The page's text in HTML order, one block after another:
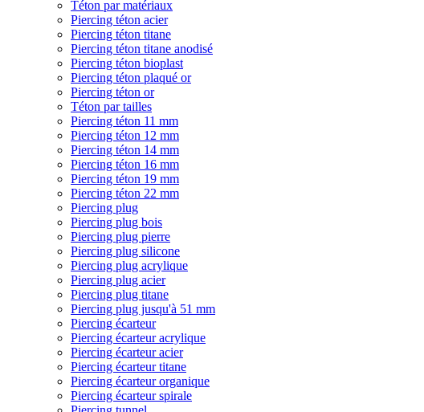
Téton par matériaux
Piercing téton acier
Piercing téton titane
Piercing téton titane anodisé
Piercing téton bioplast
Piercing téton plaqué or
Piercing téton or
Téton par tailles
Piercing téton 11 mm
Piercing téton 12 mm
Piercing téton 14 mm
Piercing téton 16 mm
Piercing téton 19 mm
Piercing téton 22 mm
Piercing plug
Piercing plug bois
Piercing plug pierre
Piercing plug silicone
Piercing plug acrylique
Piercing plug acier
Piercing plug titane
Piercing plug jusqu'à 51 mm
Piercing écarteur
Piercing écarteur acrylique
Piercing écarteur acier
Piercing écarteur titane
Piercing écarteur organique
Piercing écarteur spirale